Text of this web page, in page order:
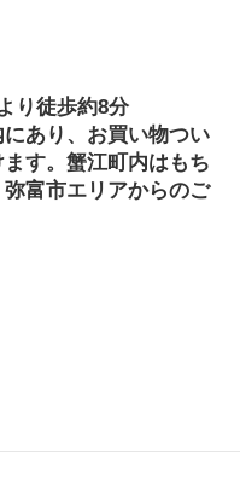
り徒歩約8分
あり、お買い物つい
す。蟹江町内はもち
富市エリアからのご